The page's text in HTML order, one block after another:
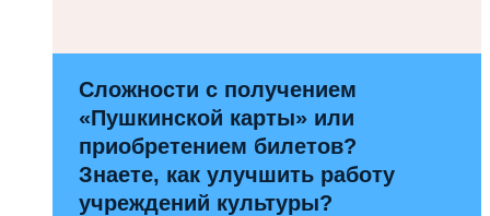
Сложности с получением
«Пушкинской карты» или
приобретением билетов?
Знаете, как улучшить работу
учреждений культуры?